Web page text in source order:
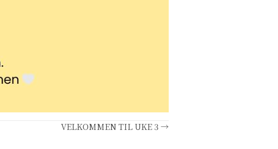
VELKOMMEN TIL UKE 3 →